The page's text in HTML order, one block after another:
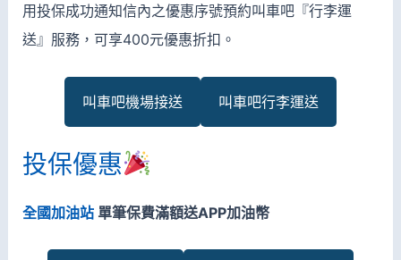
用投保成功通知信內之優惠序號預約叫車吧『行李運
送』服務，可享400元優惠折扣。
叫車吧機場接送 叫車吧行李運送
投保優惠
全國加油站單筆保費滿額送APP加油幣